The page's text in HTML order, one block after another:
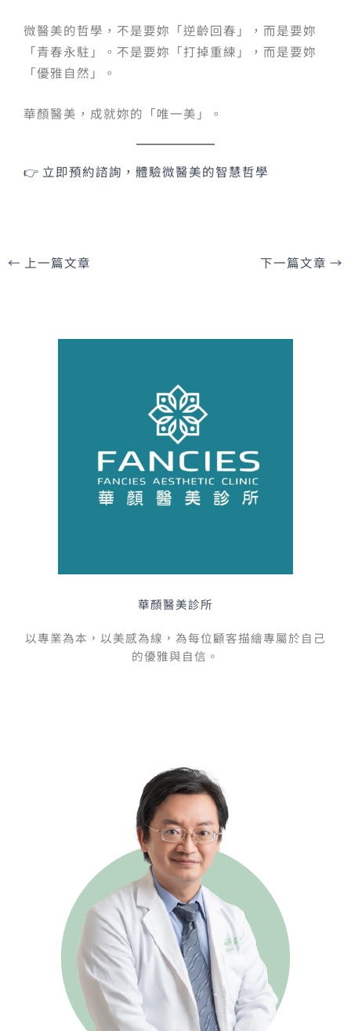
微醫美的哲學，不是要妳「逆齡回春」，而是要妳
「青春永駐」。不是要妳「打掉重練」，而是要妳
「優雅自然」。
華顏醫美，成就妳的「唯一美」。
👉 立即預約諮詢，體驗微醫美的智慧哲學
← 上一篇文章 下一篇文章 →
華顏醫美診所
以專業為本，以美感為線，為每位顧客描繪專屬於自己
的優雅與自信。